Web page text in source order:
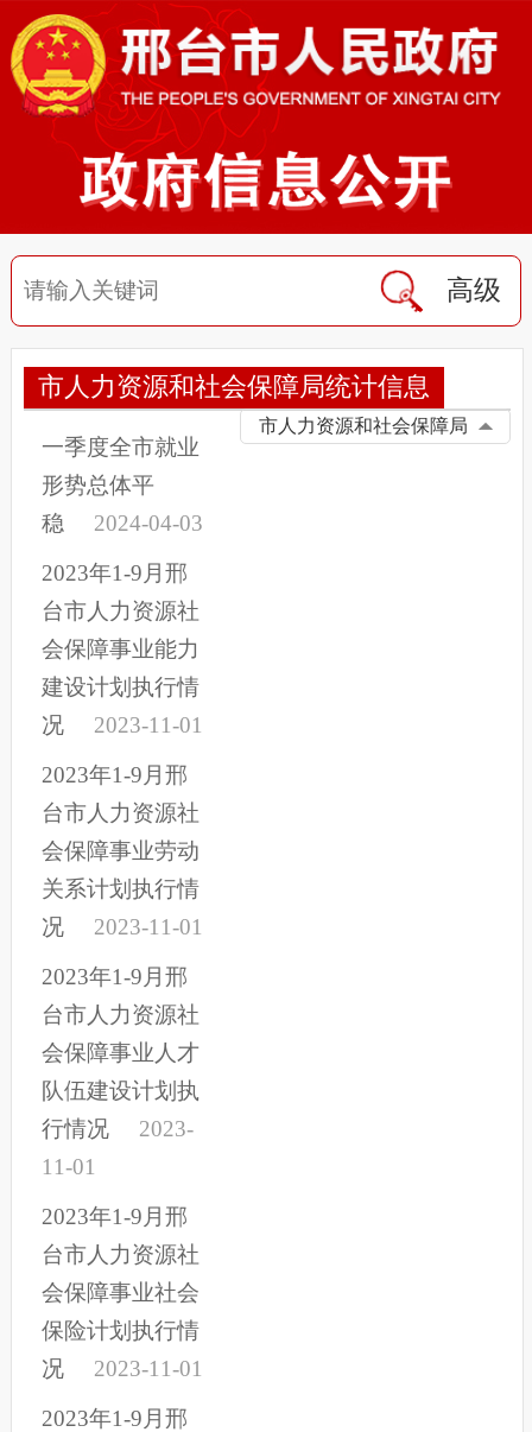
高级
市人力资源和社会保障局统计信息
市人力资源和社会保障局
一季度全市就业
形势总体平
稳
2024-04-03
2023年1-9月邢
台市人力资源社
会保障事业能力
建设计划执行情
况
2023-11-01
2023年1-9月邢
台市人力资源社
会保障事业劳动
关系计划执行情
况
2023-11-01
2023年1-9月邢
台市人力资源社
会保障事业人才
队伍建设计划执
行情况
2023-
11-01
2023年1-9月邢
台市人力资源社
会保障事业社会
保险计划执行情
况
2023-11-01
2023年1-9月邢